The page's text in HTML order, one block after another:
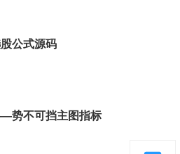
公式源码
势不可挡主图指标